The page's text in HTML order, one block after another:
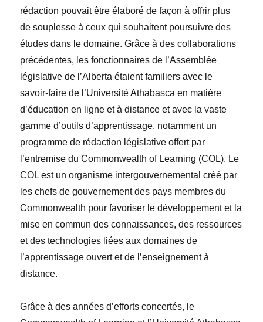
rédaction pouvait être élaboré de façon à offrir plus
de souplesse à ceux qui souhaitent poursuivre des
études dans le domaine. Grâce à des collaborations
précédentes, les fonctionnaires de l’Assemblée
législative de l’Alberta étaient familiers avec le
savoir-faire de l’Université Athabasca en matière
d’éducation en ligne et à distance et avec la vaste
gamme d’outils d’apprentissage, notamment un
programme de rédaction législative offert par
l’entremise du Commonwealth of Learning (COL). Le
COL est un organisme intergouvernemental créé par
les chefs de gouvernement des pays membres du
Commonwealth pour favoriser le développement et la
mise en commun des connaissances, des ressources
et des technologies liées aux domaines de
l’apprentissage ouvert et de l’enseignement à
distance.
Grâce à des années d’efforts concertés, le